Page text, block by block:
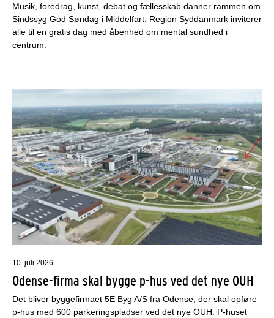
Musik, foredrag, kunst, debat og fællesskab danner rammen om
Sindssyg God Søndag i Middelfart. Region Syddanmark inviterer
alle til en gratis dag med åbenhed om mental sundhed i
centrum.
10. juli 2026
Odense-firma skal bygge p-hus ved det nye OUH
Det bliver byggefirmaet 5E Byg A/S fra Odense, der skal opføre
p-hus med 600 parkeringspladser ved det nye OUH. P-huset